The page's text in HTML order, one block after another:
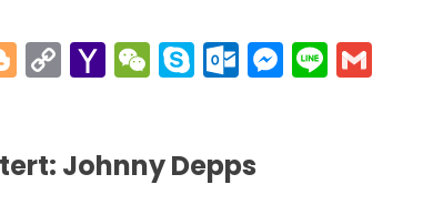
Blogger
CopyYahoo
WeChat
SkypeOutlook.com
Messenger
Line
Johnny Depps